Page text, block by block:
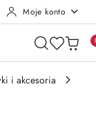
Moje konto
i akcesoria